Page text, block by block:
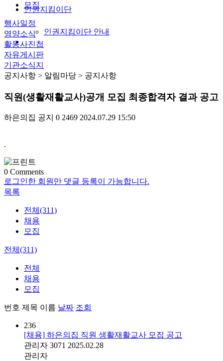
인권지킴이단
인권지킴이단 안내
모집
행사일정
영양소식
활동사진첩
자유게시판
기관소식지
공지사항 > 알림마당 > 공지사항
직원(생활재활교사)공개 모집 최종합격자 결과 공고
하은의집 공지 0 2469 2024.07.29 15:50
.
0 Comments
로그인한 회원만 댓글 등록이 가능합니다.
목록
전체(311)
채용
모집
전체(311)
전체
채용
모집
번호 제목 이름 날짜 조회
236
[채용] 하은의집 직원 생활재활교사 모집 공고
관리자 3071 2025.02.28
관리자